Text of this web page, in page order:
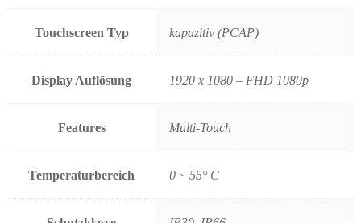
Touchscreen Typ kapazitiv (PCAP)
Display Auflösung 1920 x 1080 – FHD 1080p
Features Multi-Touch
Temperaturbereich 0 ~ 55° C